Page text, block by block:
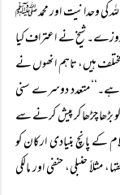
کی وحدانیت اور محمد ﷺ
شیخ نے اعتراف کیا
ہیں، تاہم انھوں نے
ہے۔‘‘ متعدد دوسرے سنی
بڑھا چڑھا کر پیش کرنے سے
پانچ بنیادی ارکان کو
مثلاً حنبلی، حنفی اور مالکی